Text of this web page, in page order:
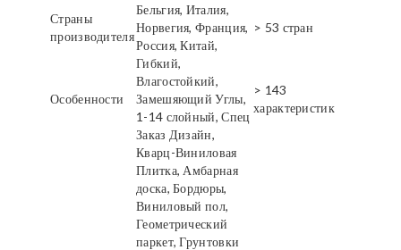
Страны
производителя
Бельгия, Италия,
Норвегия, Франция,
Россия, Китай,
> 53 стран
Особенности
Гибкий,
Влагостойкий,
Замешяющий Углы,
1-14 слойный, Спец
Заказ Дизайн,
> 143
характеристик
Кварц-Виниловая
Плитка, Амбарная
доска, Бордюры,
Виниловый пол,
Геометрический
паркет, Грунтовки